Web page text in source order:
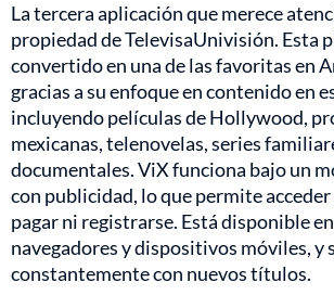
La tercera aplicación que merece
propiedad de TelevisaUnivisión. Esta
convertido en una de las favoritas en
gracias a su enfoque en contenido en
incluyendo películas de Hollywood,
mexicanas, telenovelas, series
documentales. ViX funciona bajo un
con publicidad, lo que permite acceder
pagar ni registrarse. Está disponible
navegadores y dispositivos móviles, y
constantemente con nuevos títulos.